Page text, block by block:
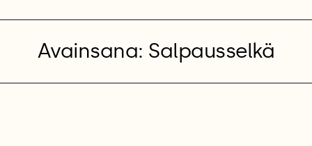
Avainsana: Salpausselkä